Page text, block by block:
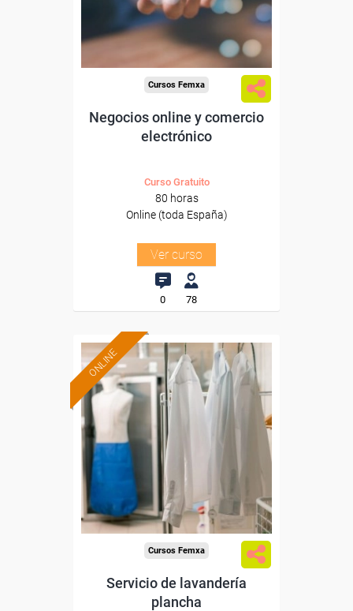
Sector
-Grandes Almacenes.
Cursos Femxa
Negocios online y comercio
electrónico
Curso Gratuito
80 horas
Online (toda España)
Ver curso
0 78
ONLINE
Formación 100%
subvencionada.
Para desempleados,
trabajadores y autónomos.
-Otros Servicios.
Cursos Femxa
Servicio de lavandería
plancha